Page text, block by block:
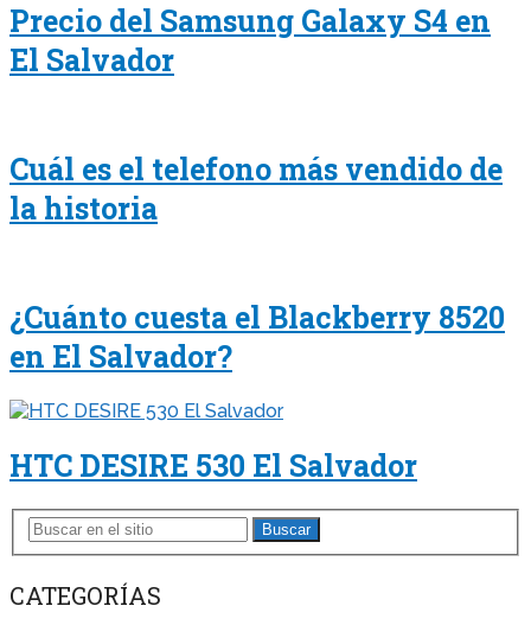
Precio del Samsung Galaxy S4 en
El Salvador
Cuál es el telefono más vendido de
la historia
¿Cuánto cuesta el Blackberry 8520
en El Salvador?
HTC DESIRE 530 El Salvador
Buscar
CATEGORÍAS